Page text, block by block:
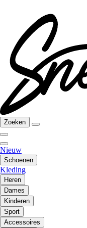
Zoeken
Nieuw
Schoenen
Kleding
Heren
Dames
Kinderen
Sport
Accessoires